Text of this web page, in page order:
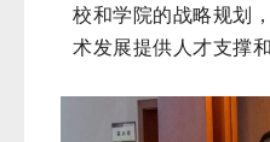
校和学院的战略规划
术发展提供人才支撑